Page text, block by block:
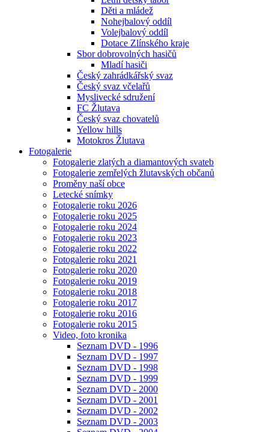
Děti a mládež
Nohejbalový oddíl
Volejbalový oddíl
Dotace Zlínského kraje
Sbor dobrovolných hasičů
Mladí hasiči
Český zahrádkářský svaz
Český svaz včelařů
Myslivecké sdružení
FC Žlutava
Český svaz chovatelů
Yellow hills
Motokros Žlutava
Fotogalerie
Fotogalerie zlatých a diamantových svateb
Fotogalerie zemřelých žlutavských občanů
Proměny naší obce
Letecké snímky
Fotogalerie roku 2026
Fotogalerie roku 2025
Fotogalerie roku 2024
Fotogalerie roku 2023
Fotogalerie roku 2022
Fotogalerie roku 2021
Fotogalerie roku 2020
Fotogalerie roku 2019
Fotogalerie roku 2018
Fotogalerie roku 2017
Fotogalerie roku 2016
Fotogalerie roku 2015
Video, foto kronika
Seznam DVD - 1996
Seznam DVD - 1997
Seznam DVD - 1998
Seznam DVD - 1999
Seznam DVD - 2000
Seznam DVD - 2001
Seznam DVD - 2002
Seznam DVD - 2003